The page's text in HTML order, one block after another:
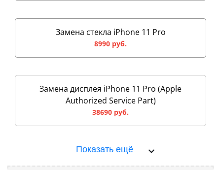
Замена стекла iPhone 11 Pro
8990 руб.
Замена дисплея iPhone 11 Pro (Apple
Authorized Service Part)
38690 руб.
Показать ещё